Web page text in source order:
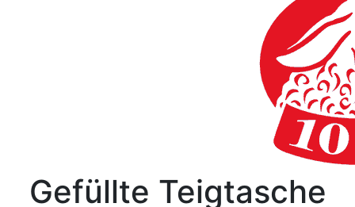
Gefüllte Teigtasche